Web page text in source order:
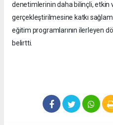
denetimlerinin daha bilinçli, etkin
gerçekleştirilmesine katkı
eğitim programlarının ilerleyen
belirtti.